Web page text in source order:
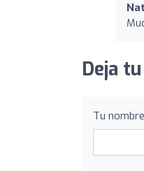
Deja
Tu nombre